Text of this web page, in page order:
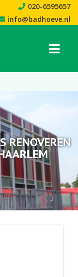
020-6595657
info@badhoeve.nl
te Haarlem
RENOVEREN